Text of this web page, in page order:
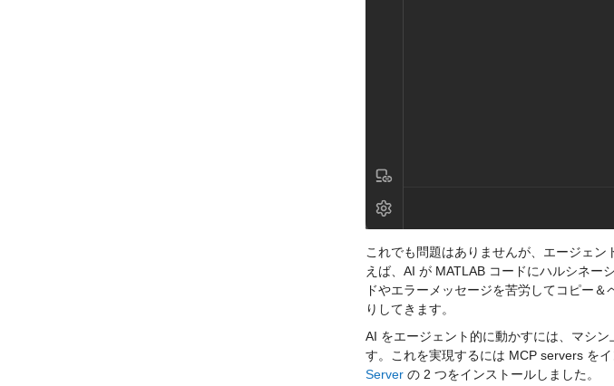
これでも問題はありませんが、エージェン
えば、AI が MATLAB コードにハルシネー
ドやエラーメッセージを苦労してコピー
りしてきます。
AI をエージェント的に動かすには、マシ
す。これを実現するには MCP servers を
Server の 2 つをインストールしました。